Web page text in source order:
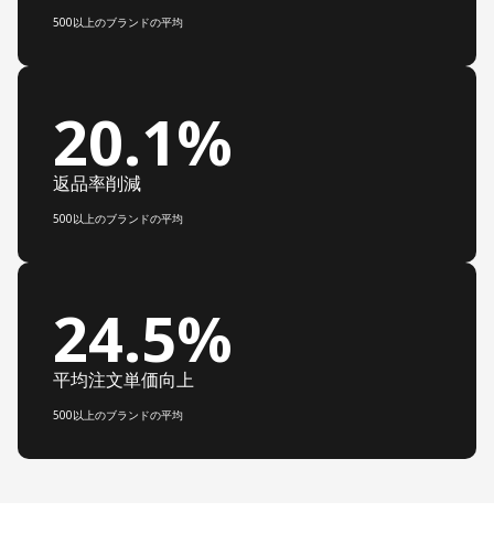
500以上のブランドの平均
20.1%
返品率削減
500以上のブランドの平均
24.5%
平均注文単価向上
500以上のブランドの平均